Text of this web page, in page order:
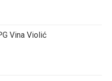
Vina Violić